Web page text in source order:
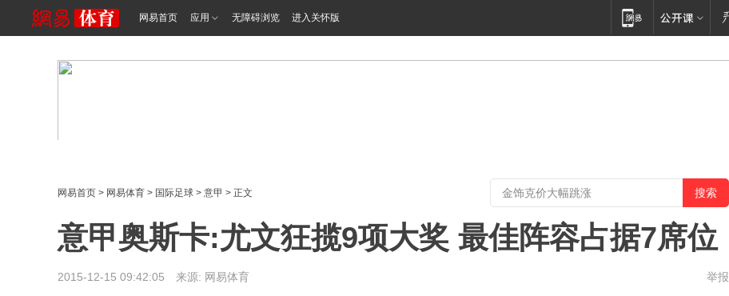
网易首页 应用 无障碍浏览 进入关怀版
网易首页 > 网易体育 > 国际足球 > 意甲 > 正文
意甲奥斯卡:尤文狂揽9项大奖 最佳阵容占据7席位
2015-12-15 09:42:05 来源: 网易体育 举报